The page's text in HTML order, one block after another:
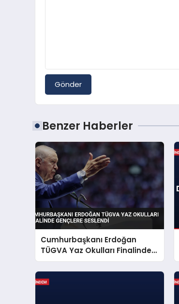
Gönder
Benzer Haberler
Cumhurbaşkanı Erdoğan
TÜGVA Yaz Okulları Finalinde
Gençlere Seslendi